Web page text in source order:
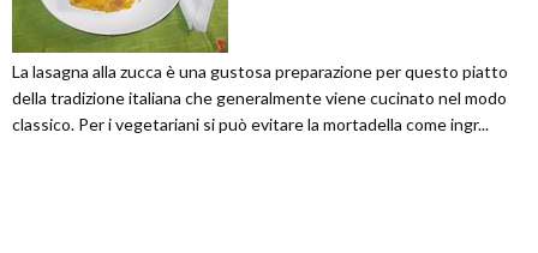
La lasagna alla zucca è una gustosa preparazione per questo piatto
della tradizione italiana che generalmente viene cucinato nel modo
classico. Per i vegetariani si può evitare la mortadella come ingr...